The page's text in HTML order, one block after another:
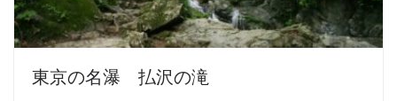
東京の名瀑 払沢の滝